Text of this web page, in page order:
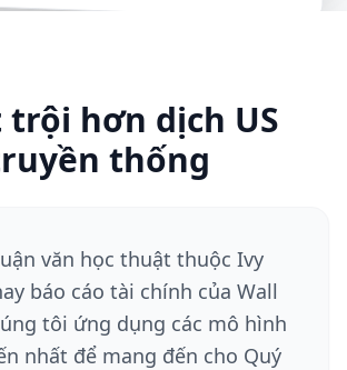
hơn dịch US
thống
văn học thuật thuộc Ivy
báo cáo tài chính của Wall
tôi ứng dụng các mô hình
nhất để mang đến cho Quý